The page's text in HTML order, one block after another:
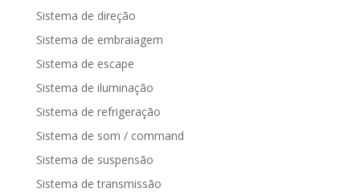
Sistema de direção
Sistema de embraiagem
Sistema de escape
Sistema de iluminação
Sistema de refrigeração
Sistema de som / command
Sistema de suspensão
Sistema de transmissão